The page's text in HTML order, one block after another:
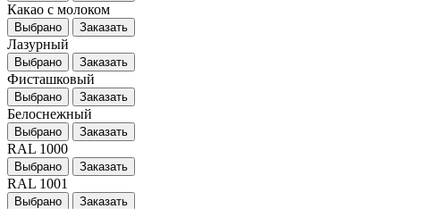
Какао с молоком
Выбрано Заказать
Лазурный
Выбрано Заказать
Фисташковый
Выбрано Заказать
Белоснежный
Выбрано Заказать
RAL 1000
Выбрано Заказать
RAL 1001
Выбрано Заказать